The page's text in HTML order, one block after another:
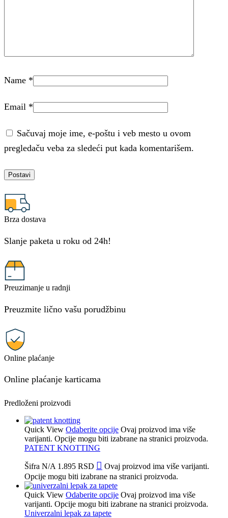
Name *
Email *
Sačuvaj moje ime, e-poštu i veb mesto u ovom
pregledaču veba za sledeći put kada komentarišem.
Brza dostava
Slanje paketa u roku od 24h!
Preuzimanje u radnji
Preuzmite lično vašu porudžbinu
Online plaćanje
Online plaćanje karticama
Predloženi proizvodi
Quick View Odaberite opcije Ovaj proizvod ima više
varijanti. Opcije mogu biti izabrane na stranici proizvoda.
PATENT KNOTTING
Šifra N/A 1.895 RSD
Ovaj proizvod ima više varijanti.
Opcije mogu biti izabrane na stranici proizvoda.
Quick View Odaberite opcije Ovaj proizvod ima više
varijanti. Opcije mogu biti izabrane na stranici proizvoda.
Univerzalni lepak za tapete